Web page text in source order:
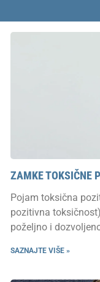
ZAMKE TOKSIČNE
Pojam toksična
pozitivna
poželjno i
SAZNAJTE VIŠE »